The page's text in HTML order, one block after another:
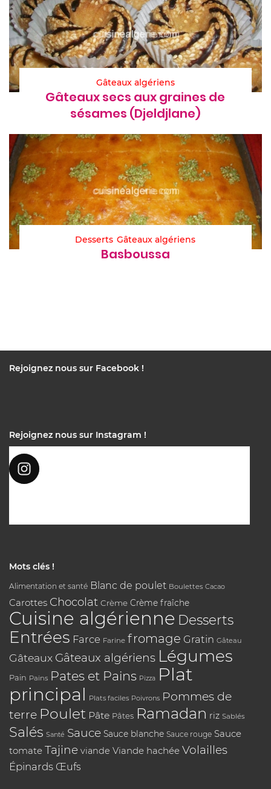
Gâteaux algériens
Gâteaux secs aux graines de
sésames (Djeldjlane)
Desserts Gâteaux algériens
Basboussa
Rejoignez nous sur Facebook !
Rejoignez nous sur Instagram !
Mots clés !
Alimentation et santé Blanc de poulet Boulettes Cacao
Carottes Chocolat Crème Crème fraîche
Cuisine algérienne Desserts
Entrées Farce Farine fromage Gratin Gâteau
Gâteaux Gâteaux algériens Légumes
Pain Pains Pates et Pains Pizza Plat
principal Plats faciles Poivrons Pommes de
terre Poulet Pâte Pâtes Ramadan riz Sablés
Salés Santé Sauce Sauce blanche Sauce rouge Sauce
tomate Tajine viande Viande hachée Volailles
Épinards Œufs